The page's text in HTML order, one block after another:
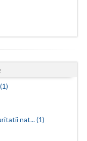
nat... (1)